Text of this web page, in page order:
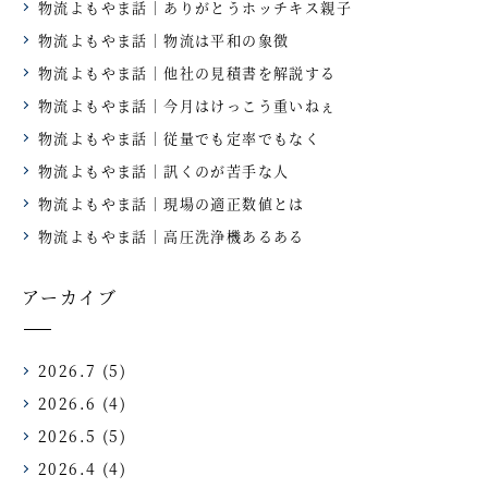
物流よもやま話｜ありがとうホッチキス親子
物流よもやま話｜物流は平和の象徴
物流よもやま話｜他社の見積書を解説する
物流よもやま話｜今月はけっこう重いねぇ
物流よもやま話｜従量でも定率でもなく
物流よもやま話｜訊くのが苦手な人
物流よもやま話｜現場の適正数値とは
物流よもやま話｜高圧洗浄機あるある
アーカイブ
2026.7 (5)
2026.6 (4)
2026.5 (5)
2026.4 (4)